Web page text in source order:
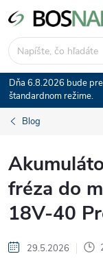
Prejsť
na
obsah
Dňa 6.8.2026 bude
štandardnom režime.
Blog
fréza do
18V-40
29.5.2026